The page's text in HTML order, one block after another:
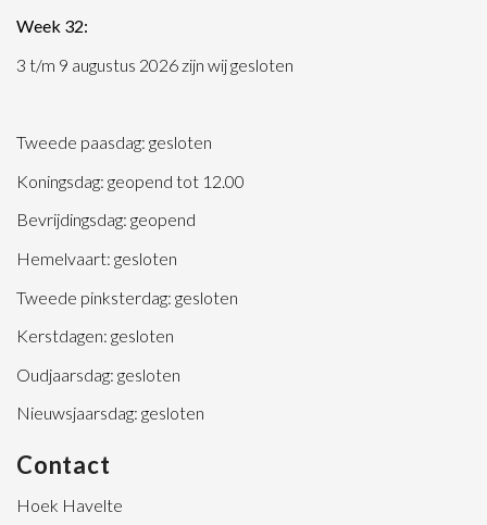
Week 32:
3 t/m 9 augustus 2026 zijn wij gesloten
Tweede paasdag: gesloten
Koningsdag: geopend tot 12.00
Bevrijdingsdag: geopend
Hemelvaart: gesloten
Tweede pinksterdag: gesloten
Kerstdagen: gesloten
Oudjaarsdag: gesloten
Nieuwsjaarsdag: gesloten
Contact
Hoek Havelte